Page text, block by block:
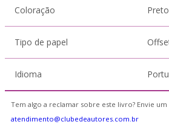
Coloração
Tipo de papel
Idioma
Tem algo a reclamar sobre este livro? Envie um
atendimento@clubedeautores.com.br